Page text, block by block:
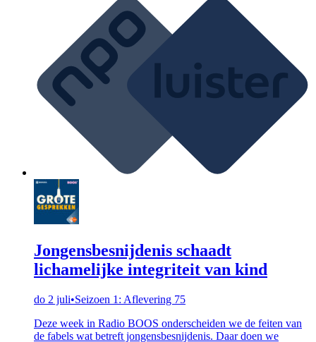
Jongensbesnijdenis schaadt
lichamelijke integriteit van kind
do 2 juli•Seizoen 1: Aflevering 75
Deze week in Radio BOOS onderscheiden we de feiten van
de fabels wat betreft jongensbesnijdenis. Daar doen we